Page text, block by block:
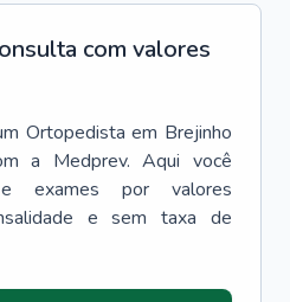
com valores
Ortopedista em Brejinho
a Medprev. Aqui você
exames por valores
e sem taxa de